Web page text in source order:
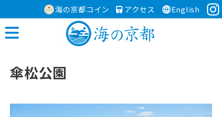
海の京都コイン アクセス English
傘松公園